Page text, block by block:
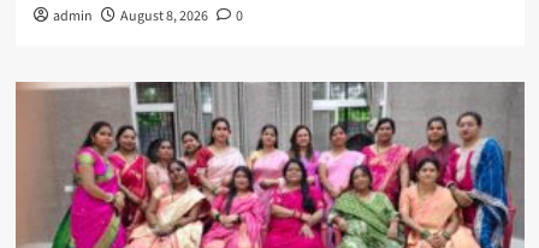
admin August 8, 2026 0